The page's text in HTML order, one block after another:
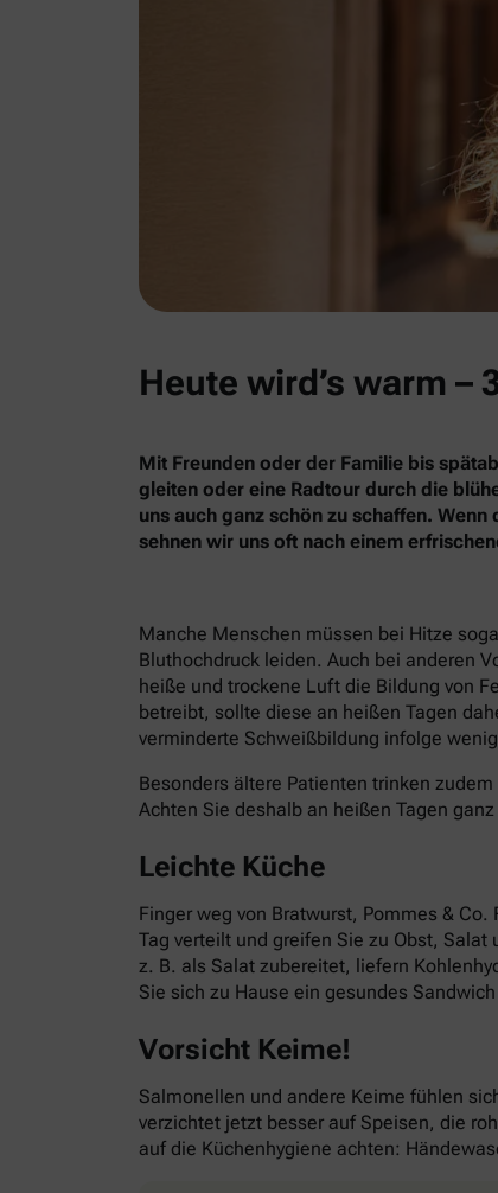
Heute wird’s warm
Mit Freunden oder der Familie bis
gleiten oder eine Radtour durch die
uns auch ganz schön zu schaffen.
sehnen wir uns oft nach einem
Manche Menschen müssen bei Hitze
Bluthochdruck leiden. Auch bei anderen
heiße und trockene Luft die Bildung von
betreibt, sollte diese an heißen Tagen
verminderte Schweißbildung infolge
Besonders ältere Patienten trinken
Achten Sie deshalb an heißen Tagen
Leichte Küche
Finger weg von Bratwurst, Pommes &
Tag verteilt und greifen Sie zu Obst,
z. B. als Salat zubereitet, liefern
Sie sich zu Hause ein gesundes
Vorsicht Keime!
Salmonellen und andere Keime fühlen
verzichtet jetzt besser auf Speisen, die
auf die Küchenhygiene achten: